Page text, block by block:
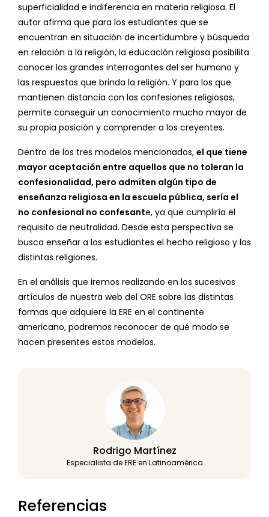
superficialidad e indiferencia en materia religiosa. El
autor afirma que para los estudiantes que se
encuentran en situación de incertidumbre y búsqueda
en relación a la religión, la educación religiosa posibilita
conocer los grandes interrogantes del ser humano y
las respuestas que brinda la religión. Y para los que
mantienen distancia con las confesiones religiosas,
permite conseguir un conocimiento mucho mayor de
su propia posición y comprender a los creyentes.
Dentro de los tres modelos mencionados, el que tiene
mayor aceptación entre aquellos que no toleran la
confesionalidad, pero admiten algún tipo de
enseñanza religiosa en la escuela pública, sería el
no confesional no confesante, ya que cumpliría el
requisito de neutralidad. Desde esta perspectiva se
busca enseñar a los estudiantes el hecho religioso y las
distintas religiones.
En el análisis que iremos realizando en los sucesivos
artículos de nuestra web del ORE sobre las distintas
formas que adquiere la ERE en el continente
americano, podremos reconocer de qué modo se
hacen presentes estos modelos.
Rodrigo Martínez
Especialista de ERE en Latinoamérica
Referencias